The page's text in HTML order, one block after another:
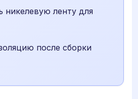
никелевую ленту для
после сборки